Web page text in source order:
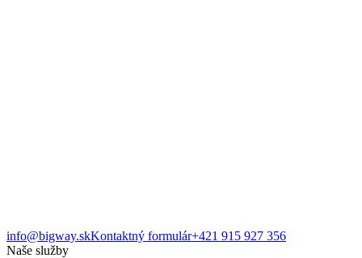
info@bigway.skKontaktný formulár+421 915 927 356
Naše služby